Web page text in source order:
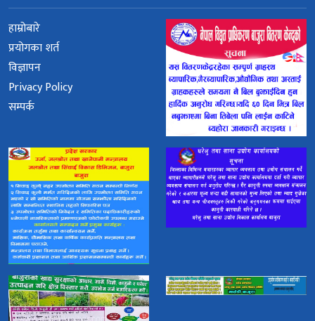
हाम्रोबारे
प्रयोगका शर्त
विज्ञापन
Privacy Policy
सम्पर्क